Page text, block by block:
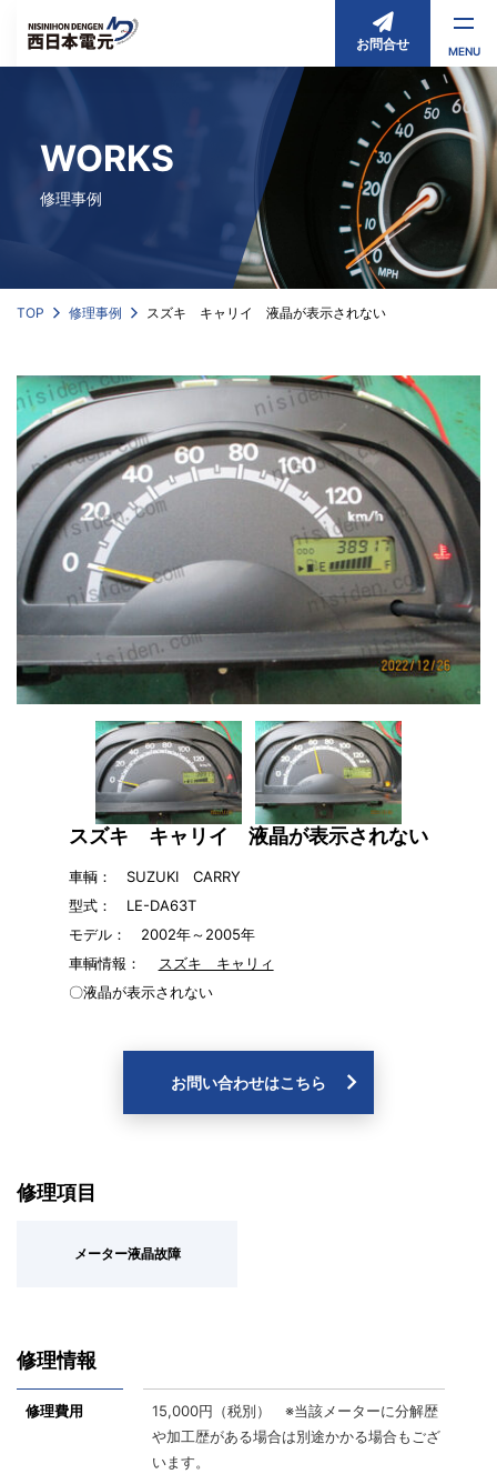
お問合せ MENU
WORKS
修理事例
TOP 修理事例 スズキ キャリイ 液晶が表示されない
スズキ キャリイ 液晶が表示されない
車輌： SUZUKI CARRY
型式： LE-DA63T
モデル： 2002年～2005年
車輌情報：
スズキ キャリィ
〇液晶が表示されない
お問い合わせはこちら
修理項目
メーター液晶故障
修理情報
修理費用
15,000円（税別） ※当該メーターに分解歴
や加工歴がある場合は別途かかる場合もござ
います。